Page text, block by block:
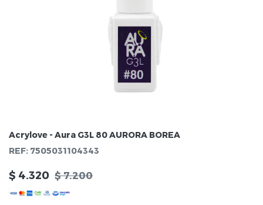
Acrylove - Aura G3L 80 AURORA BOREA
REF: 7505031104343
$ 4.320 $7.200